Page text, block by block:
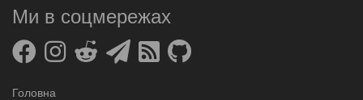
Ми в соцмережах
Головна